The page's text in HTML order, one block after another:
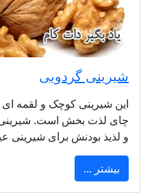
شیرینی گردویی
این شیرینی کوچک و لقمه ای
چای لذت بخش است.
و لذیذ بودنش برای
بیشتر ...